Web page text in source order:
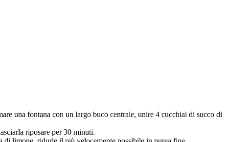
una fontana con un largo buco centrale, unire 4 cucchiai di succo di
riposare per 30 minuti.